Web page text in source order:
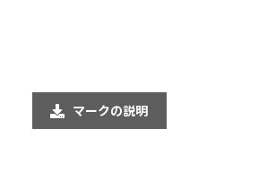
マークの説明